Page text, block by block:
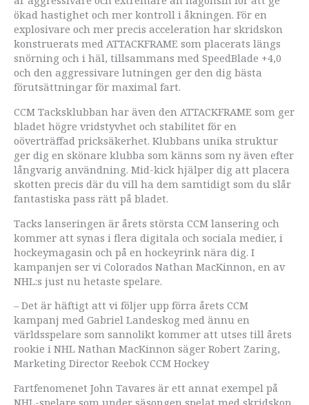
ökad hastighet och mer kontroll i åkningen. För en
explosivare och mer precis acceleration har skridskon
konstruerats med ATTACKFRAME som placerats längs
snörning och i häl, tillsammans med SpeedBlade +4,0
och den aggressivare lutningen ger den dig bästa
förutsättningar för maximal fart.
CCM Tacksklubban har även den ATTACKFRAME som ger
bladet högre vridstyvhet och stabilitet för en
oöverträffad pricksäkerhet. Klubbans unika struktur
ger dig en skönare klubba som känns som ny även efter
långvarig användning. Mid-kick hjälper dig att placera
skotten precis där du vill ha dem samtidigt som du slår
fantastiska pass rätt på bladet.
Tacks lanseringen är årets största CCM lansering och
kommer att synas i flera digitala och sociala medier, i
hockeymagasin och på en hockeyrink nära dig. I
kampanjen ser vi Colorados Nathan MacKinnon, en av
NHL:s just nu hetaste spelare.
– Det är häftigt att vi följer upp förra årets CCM
kampanj med Gabriel Landeskog med ännu en
världsspelare som sannolikt kommer att utses till årets
rookie i NHL Nathan MacKinnon säger Robert Zaring,
Marketing Director Reebok CCM Hockey
Fartfenomenet John Tavares är ett annat exempel på
NHL-spelare som under säsongen spelat med skridskon.